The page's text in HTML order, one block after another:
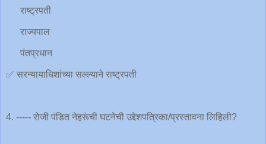
राष्ट्रपती
राज्यपाल
पंतप्रधान
✅ सरन्यायाधिशांच्या सल्ल्याने राष्ट्रपती
4. ----- रोजी पंडित नेहरूंची घटनेची उद्देशपत्रिका/प्रस्तावना लिहिली?